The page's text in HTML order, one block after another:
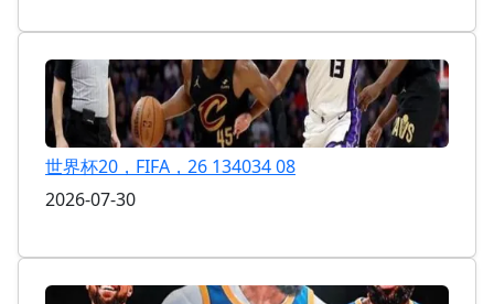
世界杯20，FIFA，26 134034 08
2026-07-30